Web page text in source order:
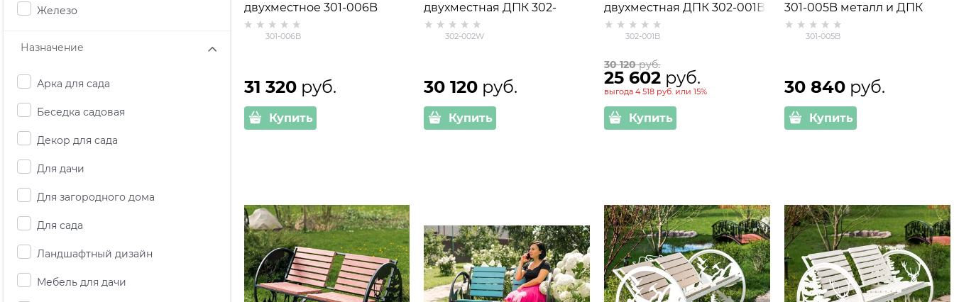
Железо
Назначение
Арка для сада
Беседка садовая
Декор для сада
Для дачи
Для загородного дома
Для сада
Ландшафтный дизайн
Мебель для дачи
двухместное 301-006B
металл, ДПК
301-006B
31 320 руб.
Купить
двухместная ДПК 302-
002W
302-002W
30 120 руб.
Купить
двухместная ДПК 302-001B
302-001B
30 120 руб.
25 602 руб.
выгода4 518 руб. или15%
Купить
301-005B металл и ДПК
301-005B
30 840 руб.
Купить